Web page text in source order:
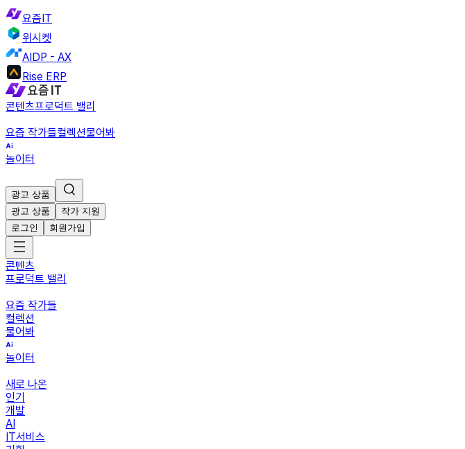
요즘IT
위시켓
AIDP - AX
Rise ERP
콘텐츠프로덕트 밸리
요즘 작가들컬렉션물어봐
놀이터
광고 상품
광고 상품
작가 지원
로그인
회원가입
콘텐츠
프로덕트 밸리
요즘 작가들
컬렉션
물어봐
놀이터
새로 나온
인기
개발
AI
IT서비스